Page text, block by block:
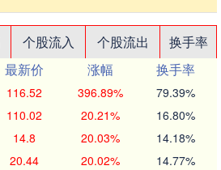
个股流入 个股流出
换手率
最新价 涨幅
换手率
116.52 396.89% 79.39%
110.02 20.21% 16.80%
14.8 20.03% 14.18%
20.44 20.02% 14.77%